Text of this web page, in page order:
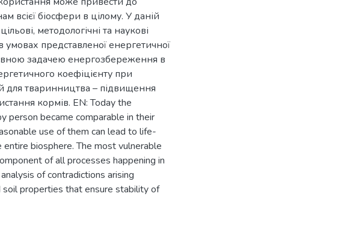
всієї біосфери в цілому. У даній
методологічні та наукові
представленої енергетичної
задачею енергозбереження в
коефіцієнту при
для тваринництва – підвищення
кормів. EN: Today the
person became comparable in their
use of them can lead to life-
biosphere. The most vulnerable
of all processes happening in
of contradictions arising
properties that ensure stability of